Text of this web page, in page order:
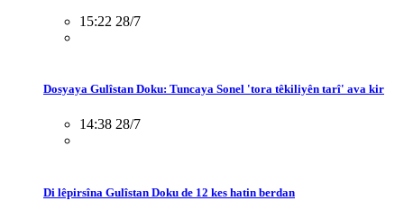
15:22 28/7
Dosyaya Gulîstan Doku: Tuncaya Sonel 'tora têkiliyên tarî' ava kir
14:38 28/7
Di lêpirsîna Gulîstan Doku de 12 kes hatin berdan